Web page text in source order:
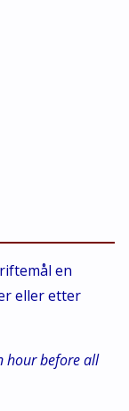
en
eller etter
hour before all